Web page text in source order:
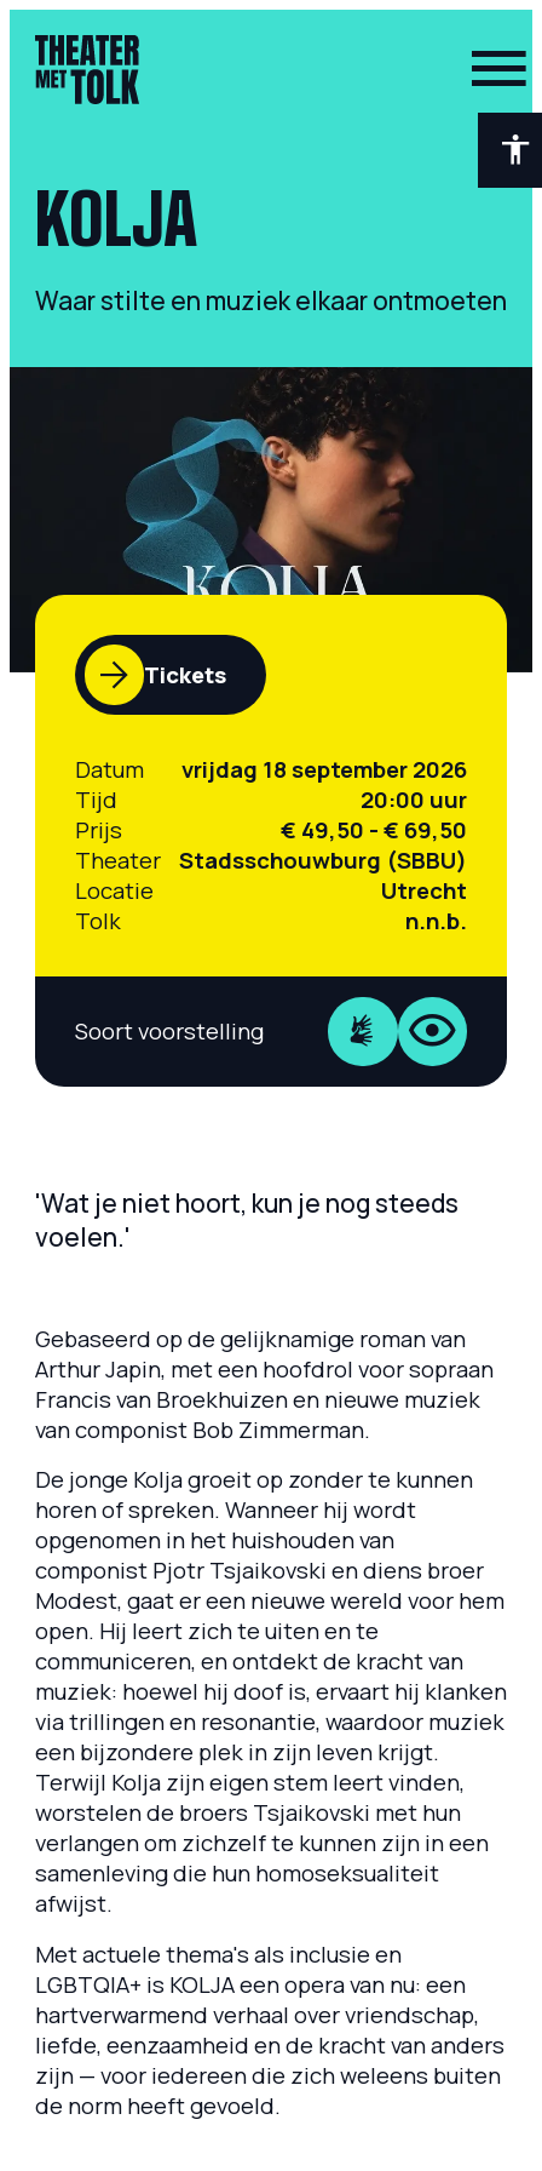
Waar stilte en muziek elkaar ontmoeten
KOLJA
'Wat je niet hoort, kun je nog steeds
voelen.'
Gebaseerd op de gelijknamige roman van
Arthur Japin, met een hoofdrol voor sopraan
Francis van Broekhuizen en nieuwe muziek
van componist Bob Zimmerman.
De jonge Kolja groeit op zonder te kunnen
horen of spreken. Wanneer hij wordt
opgenomen in het huishouden van
componist Pjotr Tsjaikovski en diens broer
Modest, gaat er een nieuwe wereld voor hem
open. Hij leert zich te uiten en te
communiceren, en ontdekt de kracht van
muziek: hoewel hij doof is, ervaart hij klanken
via trillingen en resonantie, waardoor muziek
een bijzondere plek in zijn leven krijgt.
Terwijl Kolja zijn eigen stem leert vinden,
worstelen de broers Tsjaikovski met hun
verlangen om zichzelf te kunnen zijn in een
samenleving die hun homoseksualiteit
afwijst.
Met actuele thema's als inclusie en
LGBTQIA+ is KOLJA een opera van nu: een
hartverwarmend verhaal over vriendschap,
liefde, eenzaamheid en de kracht van anders
zijn — voor iedereen die zich weleens buiten
de norm heeft gevoeld.
Tickets
Datum
vrijdag 18 september 2026
Tijd
20:00 uur
Prijs
€ 49,50 - € 69,50
Theater
Stadsschouwburg (SBBU)
Locatie
Utrecht
Tolk
n.n.b.
Soort voorstelling